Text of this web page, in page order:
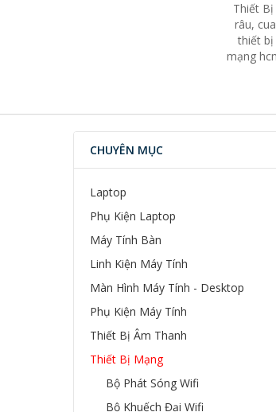
Thiết
râu,
thiết bị
mạng
CHUYÊN MỤC
Laptop
Phụ Kiện Laptop
Máy Tính Bàn
Linh Kiện Máy Tính
Màn Hình Máy Tính - Desktop
Phụ Kiện Máy Tính
Thiết Bị Âm Thanh
Thiết Bị Mạng
Bộ Phát Sóng Wifi
Bộ Khuếch Đại Wifi